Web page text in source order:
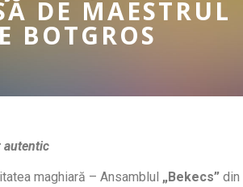
DE MAESTRUL
BOTGROS
autentic
maghiară – Ansamblul „Bekecs” din